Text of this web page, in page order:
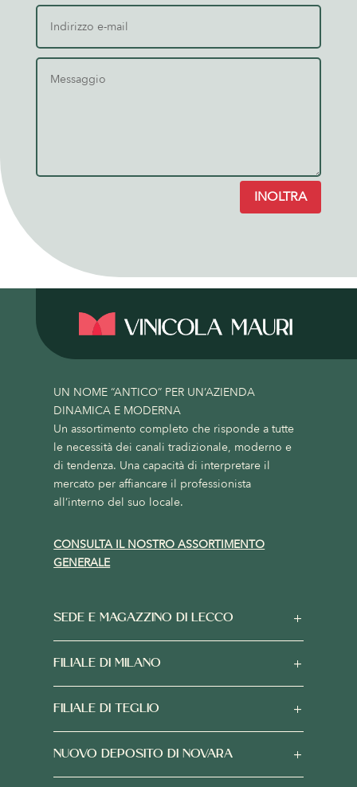
INOLTRA
UN NOME “ANTICO” PER UN’AZIENDA
DINAMICA E MODERNA
Un assortimento completo che risponde a tutte
le necessità dei canali tradizionale, moderno e
di tendenza. Una capacità di interpretare il
mercato per affiancare il professionista
all’interno del suo locale.
CONSULTA IL NOSTRO ASSORTIMENTO
GENERALE
SEDE E MAGAZZINO DI LECCO
FILIALE DI MILANO
FILIALE DI TEGLIO
NUOVO DEPOSITO DI NOVARA